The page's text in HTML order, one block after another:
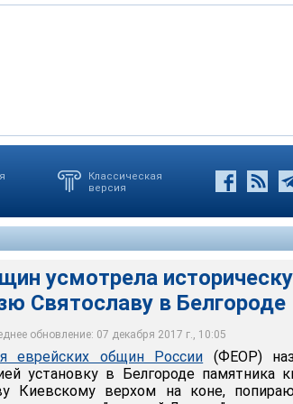
Классическая
версия
усмотрела
Святославу в Белгороде
обновление: 07 декабря 2017 г., 10:05
Вячеслава Клыкова
искажает историю, но и крайне
еврейских общин России (ФЕОР)
установку в Белгороде памятника
Киевскому верхом на коне,